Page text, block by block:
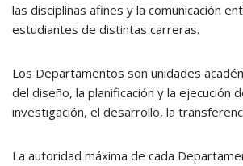
las disciplinas afines y la comunicación
estudiantes de distintas carreras.
Los Departamentos son unidades
del diseño, la planificación y la ejecución
investigación, el desarrollo, la
La autoridad máxima de cada